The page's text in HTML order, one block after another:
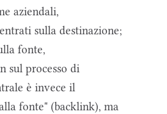
aziendali,
sulla destinazione;
fonte,
sul processo di
è invece il
fonte" (backlink), ma